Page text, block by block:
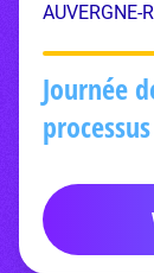
AUVERGNE-
Journée